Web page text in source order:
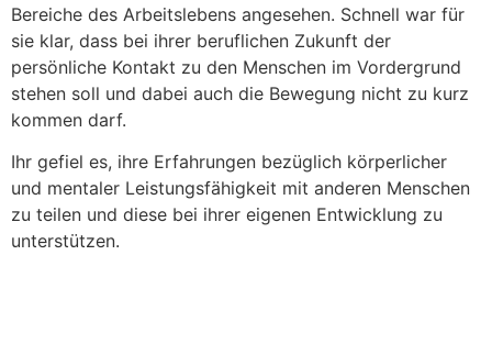
Bereiche des Arbeitslebens angesehen. Schnell war für
sie klar, dass bei ihrer beruflichen Zukunft der
persönliche Kontakt zu den Menschen im Vordergrund
stehen soll und dabei auch die Bewegung nicht zu kurz
kommen darf.
Ihr gefiel es, ihre Erfahrungen bezüglich körperlicher
und mentaler Leistungsfähigkeit mit anderen Menschen
zu teilen und diese bei ihrer eigenen Entwicklung zu
unterstützen.